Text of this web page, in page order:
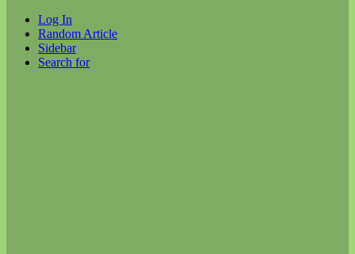
Log In
Random Article
Sidebar
Search for